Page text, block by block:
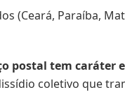
(Ceará, Paraíba,
postal tem caráter
coletivo que